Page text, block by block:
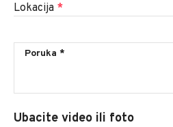
Lokacija *
Ubacite video ili foto